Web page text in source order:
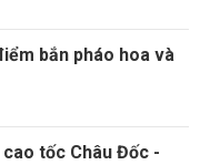
bắn pháo hoa và
tốc Châu Đốc -